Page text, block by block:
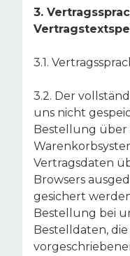
3.
3.1.
3.2. Der
uns nicht
Bestellung über
Vertragsdaten
Browsers
gesichert
Bestellung bei
Bestelldaten,